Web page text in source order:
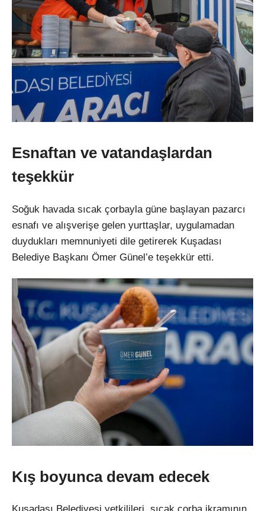
Esnaftan ve vatandaşlardan
teşekkür
Soğuk havada sıcak çorbayla güne başlayan pazarcı
esnafı ve alışverişe gelen yurttaşlar, uygulamadan
duydukları memnuniyeti dile getirerek Kuşadası
Belediye Başkanı Ömer Günel’e teşekkür etti.
Kış boyunca devam edecek